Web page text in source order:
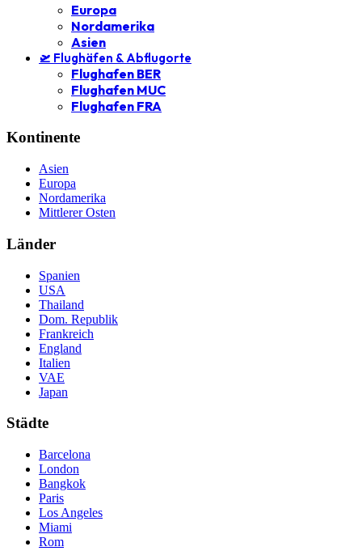
Europa
Nordamerika
Asien
🛫 Flughäfen & Abflugorte
Flughafen BER
Flughafen MUC
Flughafen FRA
Kontinente
Asien
Europa
Nordamerika
Mittlerer Osten
Länder
Spanien
USA
Thailand
Dom. Republik
Frankreich
England
Italien
VAE
Japan
Städte
Barcelona
London
Bangkok
Paris
Los Angeles
Miami
Rom